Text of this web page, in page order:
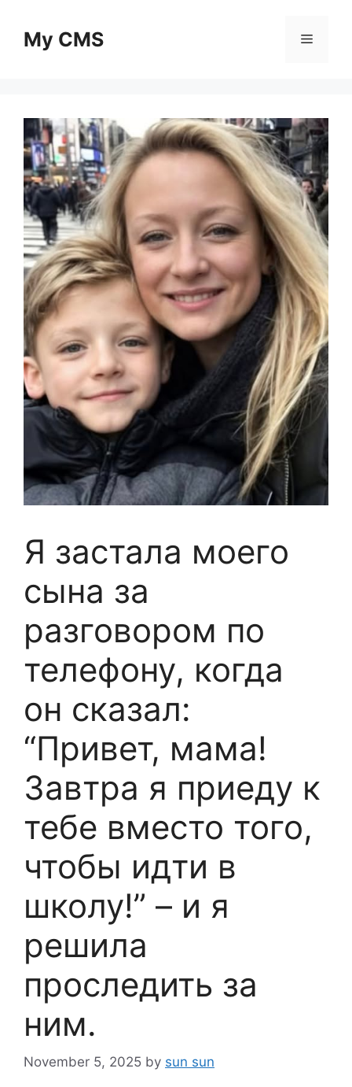
contentMy CMS Menu
Я застала моего
сына за
разговором по
телефону, когда
он сказал:
“Привет, мама!
Завтра я приеду к
тебе вместо того,
чтобы идти в
школу!” – и я
решила
проследить за
ним.
November 5, 2025 by sun sun